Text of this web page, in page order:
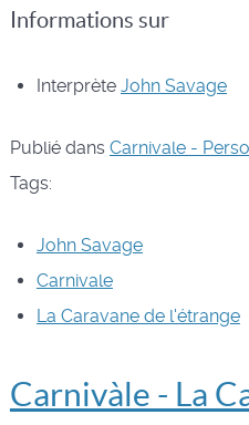
Informations sur
Interprète John Savage
Publié dans Carnivale -
Tags:
John Savage
Carnivale
La Caravane de l'étrange
Carnivàle - La